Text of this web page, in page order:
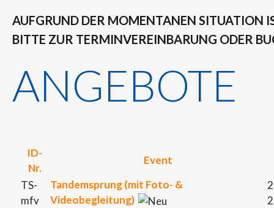
AUFGRUND DER MOMENTANEN SITUATION
BITTE ZUR TERMINVEREINBARUNG ODER
ANGEBOTE
ID-
Nr.
Event
TS-
mfv
Tandemsprung (mit Foto- &
Videobegleitung)